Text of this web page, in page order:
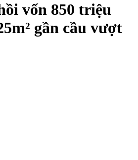
vốn 850 triệu
gần cầu vượt